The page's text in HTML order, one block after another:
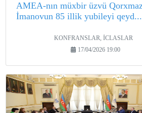
AMEA-nın müxbir üzvü
İmanovun 85 illik yubileyi qeyd...
KONFRANSLAR, İCLASLAR
17/04/2026 19:00